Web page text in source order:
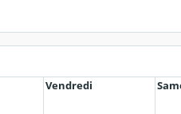
Vendredi